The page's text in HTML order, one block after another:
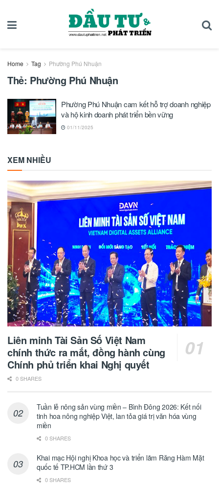
Home Tag Phường Phú Nhuận
Thẻ: Phường Phú Nhuận
Phường Phú Nhuận cam kết hỗ trợ doanh nghiệp
và hộ kinh doanh phát triển bền vững
01/11/2025
XEM NHIỀU
Liên minh Tài Sản Số Việt Nam
chính thức ra mắt, đồng hành cùng
Chính phủ triển khai Nghị quyết
0 SHARES
Tuần lễ nông sản vùng miền – Bình Đông 2026: Kết nối
tinh hoa nông nghiệp Việt, lan tỏa giá trị văn hóa vùng
miền
0 SHARES
Khai mạc Hội nghị Khoa học và triển lãm Răng Hàm Mặt
quốc tế TP.HCM lần thứ 3
0 SHARES